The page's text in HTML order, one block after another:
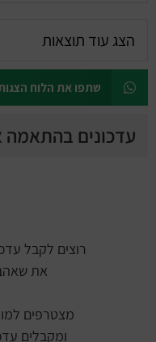
הצג עוד תוצאות
שתפו את הלוח
עדכונים בהתאמה
רוצים לקבל
את
מצטרפים
ומקבלים